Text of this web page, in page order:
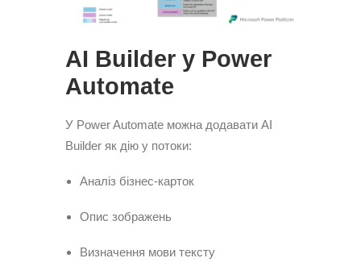
AI Builder у Power
Automate
У Power Automate можна додавати AI
Builder як дію у потоки:
Аналіз бізнес-карток
Опис зображень
Визначення мови тексту